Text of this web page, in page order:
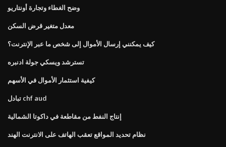
وضح الغطاء وتجارة أونتاريو
معدل متغير قرض السكن
كيف يمكنني إرسال الأموال إلى شخص ما عبر الإنترنت؟
تسترشد ويسكي جولة ادنبره
كيفية استثمار الأموال في الأسهم
تبادل chf aud
إنتاج النفط من مقاطعة في داكوتا الشمالية
نظام تحديد المواقع تعقب الهاتف على الانترنت الهند